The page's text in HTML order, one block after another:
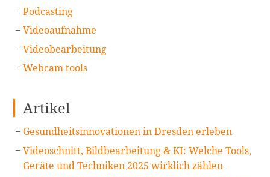
Podcasting
Videoaufnahme
Videobearbeitung
Webcam tools
Artikel
Gesundheitsinnovationen in Dresden erleben
Videoschnitt, Bildbearbeitung & KI: Welche Tools,
Geräte und Techniken 2025 wirklich zählen